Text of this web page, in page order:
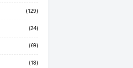
(129)
(24)
(69)
(18)